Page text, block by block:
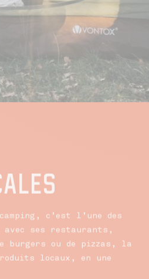
c’est l’une des
avec ses restaurants,
burgers ou de pizzas, la
locaux, en une